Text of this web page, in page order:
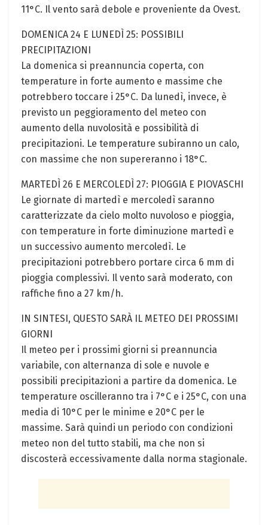
11°C. Il vento sarà debole e proveniente da Ovest.
DOMENICA 24 E LUNEDÌ 25: POSSIBILI
PRECIPITAZIONI
La domenica si preannuncia coperta, con
temperature in forte aumento e massime che
potrebbero toccare i 25°C. Da lunedì, invece, è
previsto un peggioramento del meteo con
aumento della nuvolosità e possibilità di
precipitazioni. Le temperature subiranno un calo,
con massime che non supereranno i 18°C.
MARTEDÌ 26 E MERCOLEDÌ 27: PIOGGIA E PIOVASCHI
Le giornate di martedì e mercoledì saranno
caratterizzate da cielo molto nuvoloso e pioggia,
con temperature in forte diminuzione martedì e
un successivo aumento mercoledì. Le
precipitazioni potrebbero portare circa 6 mm di
pioggia complessivi. Il vento sarà moderato, con
raffiche fino a 27 km/h.
IN SINTESI, QUESTO SARÀ IL METEO DEI PROSSIMI
GIORNI
Il meteo per i prossimi giorni si preannuncia
variabile, con alternanza di sole e nuvole e
possibili precipitazioni a partire da domenica. Le
temperature oscilleranno tra i 7°C e i 25°C, con una
media di 10°C per le minime e 20°C per le
massime. Sarà quindi un periodo con condizioni
meteo non del tutto stabili, ma che non si
discosterà eccessivamente dalla norma stagionale.